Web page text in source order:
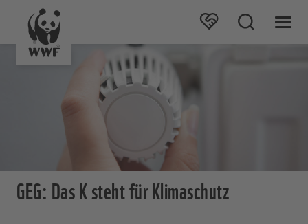
GEG: Das K steht für Klimaschutz